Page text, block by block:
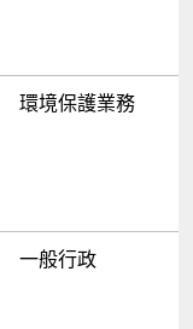
環境保護業務
一般行政